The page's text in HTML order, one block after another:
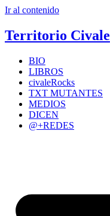
Ir al contenido
Territorio Civale
BIO
LIBROS
civaleRocks
TXT MUTANTES
MEDIOS
DICEN
@+REDES